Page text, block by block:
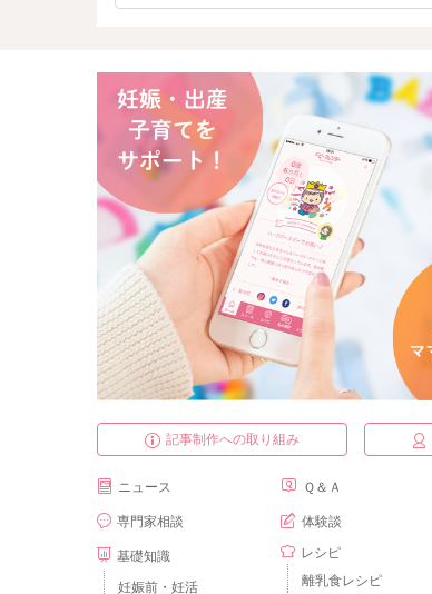
記事制作への取り組み
ニュース
専門家相談
基礎知識
妊娠前・妊活
Ｑ＆Ａ
体験談
レシピ
離乳食レシピ